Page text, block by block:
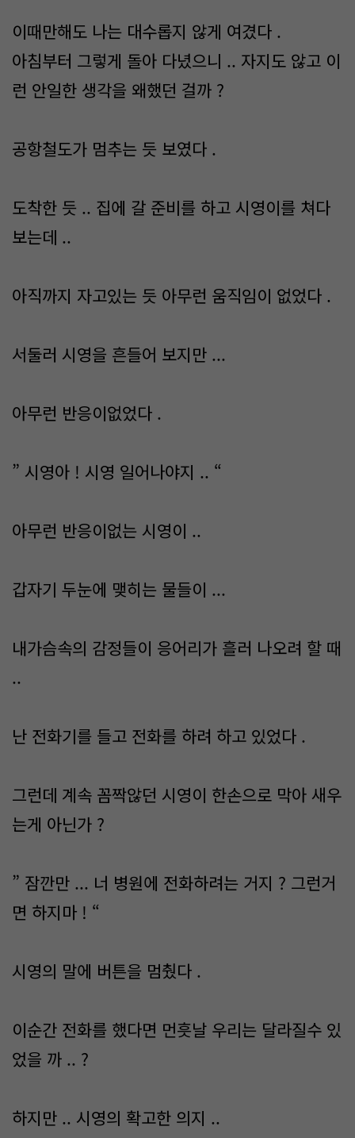
이때만해도 나는 대수롭지 않게 여겼다 .
아침부터 그렇게 돌아 다녔으니 .. 자지도 않고 이
런 안일한 생각을 왜했던 걸까 ?
공항철도가 멈추는 듯 보였다 .
도착한 듯 .. 집에 갈 준비를 하고 시영이를 쳐다
보는데 ..
아직까지 자고있는 듯 아무런 움직임이 없었다 .
서둘러 시영을 흔들어 보지만 ...
아무런 반응이없었다 .
” 시영아 ! 시영 일어나야지 .. “
아무런 반응이없는 시영이 ..
갑자기 두눈에 맺히는 물들이 ...
내가슴속의 감정들이 응어리가 흘러 나오려 할 때
..
난 전화기를 들고 전화를 하려 하고 있었다 .
그런데 계속 꼼짝않던 시영이 한손으로 막아 새우
는게 아닌가 ?
” 잠깐만 ... 너 병원에 전화하려는 거지 ? 그런거
면 하지마 ! “
시영의 말에 버튼을 멈췄다 .
이순간 전화를 했다면 먼흣날 우리는 달라질수 있
었을 까 .. ?
하지만 .. 시영의 확고한 의지 ..